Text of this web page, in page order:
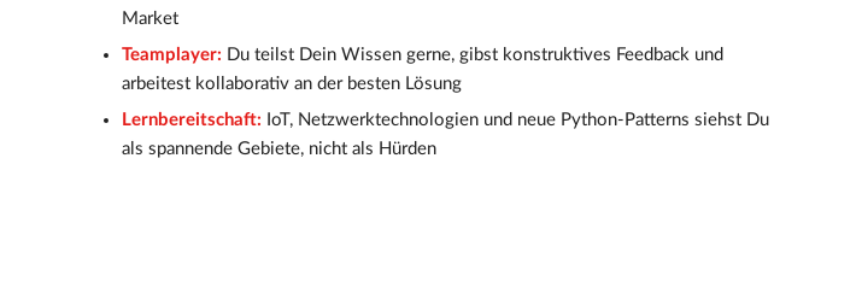
Market
Teamplayer: Du teilst Dein Wissen gerne, gibst konstruktives Feedback und
arbeitest kollaborativ an der besten Lösung
Lernbereitschaft: IoT, Netzwerktechnologien und neue Python-Patterns siehst Du
als spannende Gebiete, nicht als Hürden